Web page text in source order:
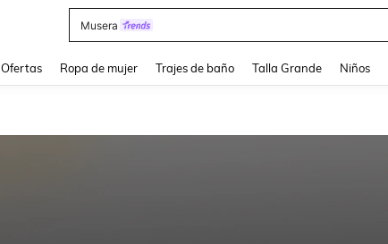
Musera
Ofertas Ropa de mujer Trajes de baño Talla Grande Niños